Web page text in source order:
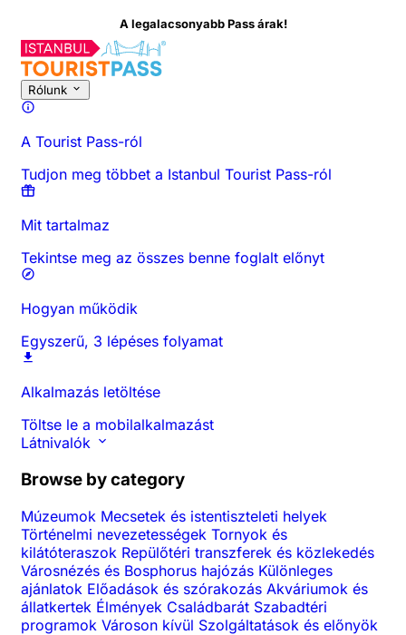
A legalacsonyabb Pass árak!
Rólunk
A Tourist Pass-ról
Tudjon meg többet a Istanbul Tourist Pass-ról
Mit tartalmaz
Tekintse meg az összes benne foglalt előnyt
Hogyan működik
Egyszerű, 3 lépéses folyamat
Alkalmazás letöltése
Töltse le a mobilalkalmazást
Látnivalók
Browse by category
Múzeumok Mecsetek és istentiszteleti helyek
Történelmi nevezetességek Tornyok és
kilátóteraszok Repülőtéri transzferek és közlekedés
Városnézés és Bosphorus hajózás Különleges
ajánlatok Előadások és szórakozás Akváriumok és
állatkertek Élmények Családbarát Szabadtéri
programok Városon kívül Szolgáltatások és előnyök